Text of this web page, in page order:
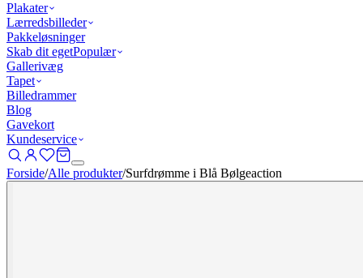
Plakater
Lærredsbilleder
Pakkeløsninger
Skab dit egetPopulær
Gallerivæg
Tapet
Billedrammer
Blog
Gavekort
Kundeservice
Forside/Alle produkter/Surfdrømme i Blå Bølgeaction